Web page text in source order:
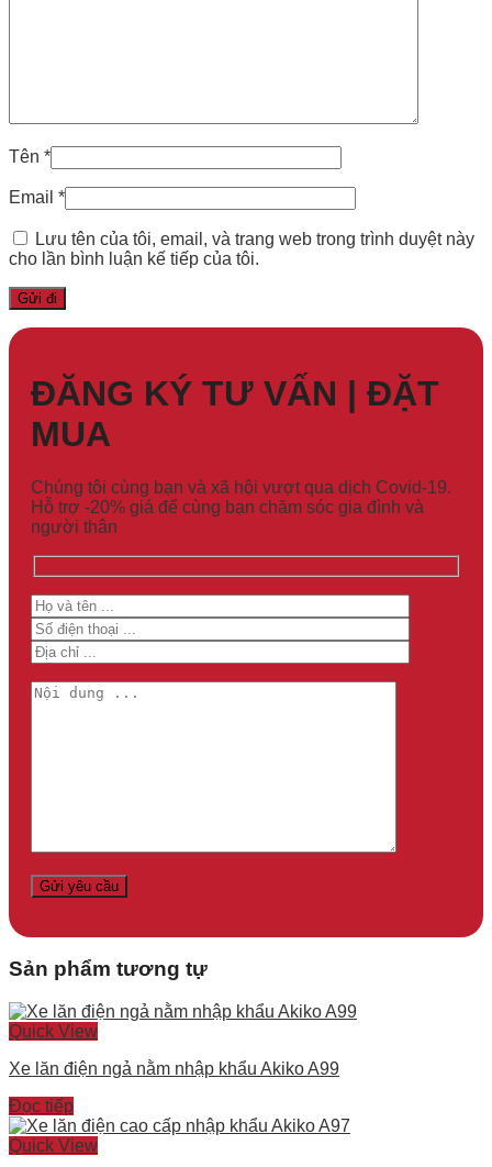
Tên *
Email *
Lưu tên của tôi, email, và trang web trong trình duyệt này
cho lần bình luận kế tiếp của tôi.
ĐĂNG KÝ TƯ VẤN | ĐẶT
MUA
Chúng tôi cùng bạn và xã hội vượt qua dịch Covid-19.
Hỗ trợ -20% giá để cùng bạn chăm sóc gia đình và
người thân
Sản phẩm tương tự
Quick View
Xe lăn điện ngả nằm nhập khẩu Akiko A99
Đọc tiếp
Quick View